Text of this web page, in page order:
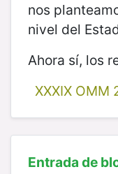
nos
nivel del
Ahora sí, los
XXXIX OMM
Entrada de